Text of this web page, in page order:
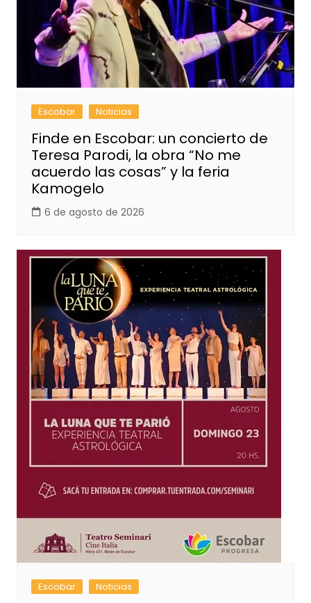
Escobar Noticias
Finde en Escobar: un concierto de
Teresa Parodi, la obra “No me
acuerdo las cosas” y la feria
Kamogelo
6 de agosto de 2026
Escobar Noticias